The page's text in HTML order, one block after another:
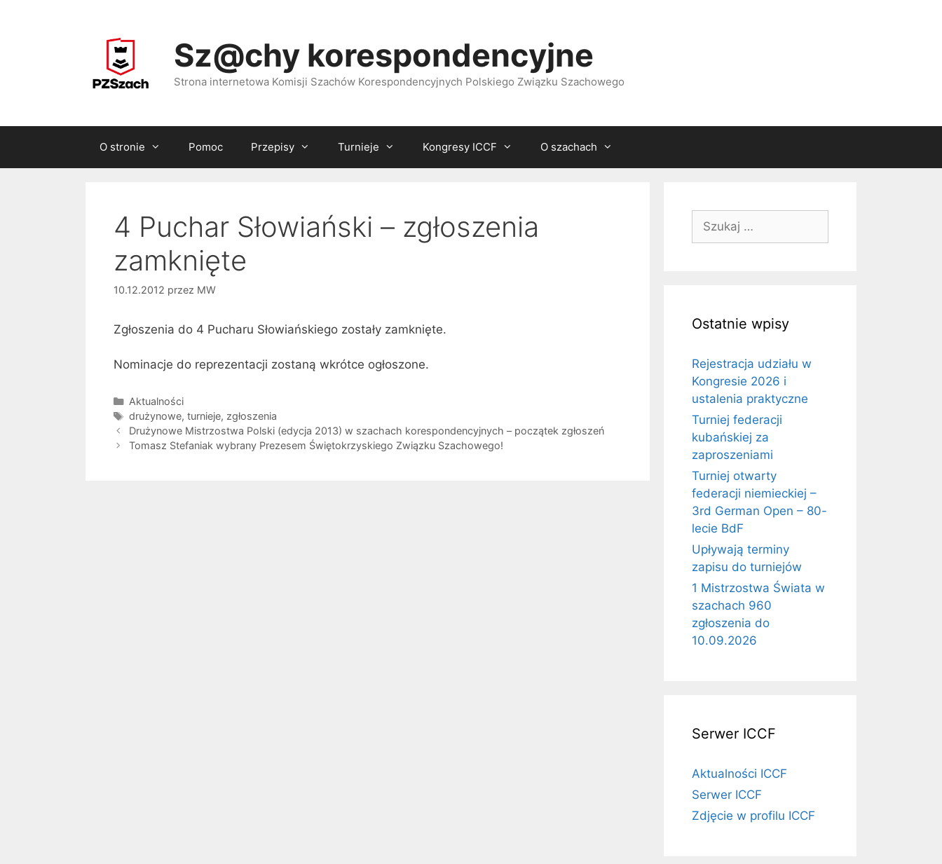
Sz@chy korespondencyjne
Strona internetowa Komisji Szachów Korespondencyjnych Polskiego Związku Szachowego
O stronie Pomoc Przepisy Turnieje Kongresy ICCF O szachach
4 Puchar Słowiański – zgłoszenia
zamknięte
10.12.2012 przez MW
Zgłoszenia do 4 Pucharu Słowiańskiego zostały zamknięte.
Nominacje do reprezentacji zostaną wkrótce ogłoszone.
Kategorie
Aktualności
Tagi
drużynowe, turnieje, zgłoszenia
Drużynowe Mistrzostwa Polski (edycja 2013) w szachach korespondencyjnych – początek zgłoszeń
Tomasz Stefaniak wybrany Prezesem Świętokrzyskiego Związku Szachowego!
Ostatnie wpisy
Rejestracja udziału w
Kongresie 2026 i
ustalenia praktyczne
Turniej federacji
kubańskiej za
zaproszeniami
Turniej otwarty
federacji niemieckiej –
3rd German Open – 80-
lecie BdF
Upływają terminy
zapisu do turniejów
1 Mistrzostwa Świata w
szachach 960
zgłoszenia do
10.09.2026
Serwer ICCF
Aktualności ICCF
Serwer ICCF
Zdjęcie w profilu ICCF